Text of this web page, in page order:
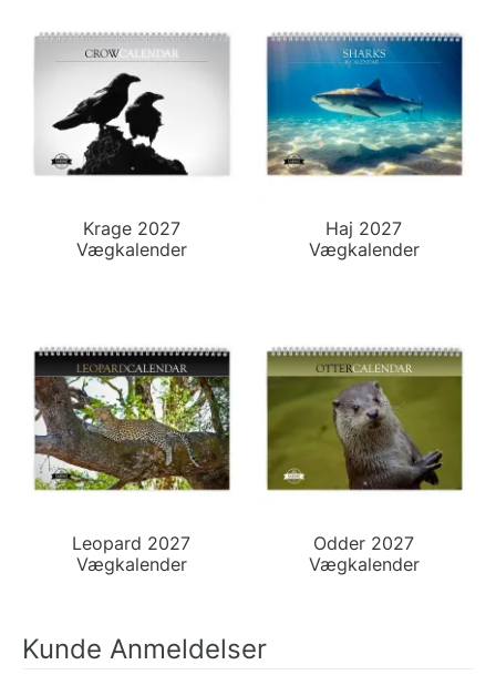
Krage 2027
Vægkalender
Haj 2027
Vægkalender
Leopard 2027
Vægkalender
Odder 2027
Vægkalender
Kunde Anmeldelser